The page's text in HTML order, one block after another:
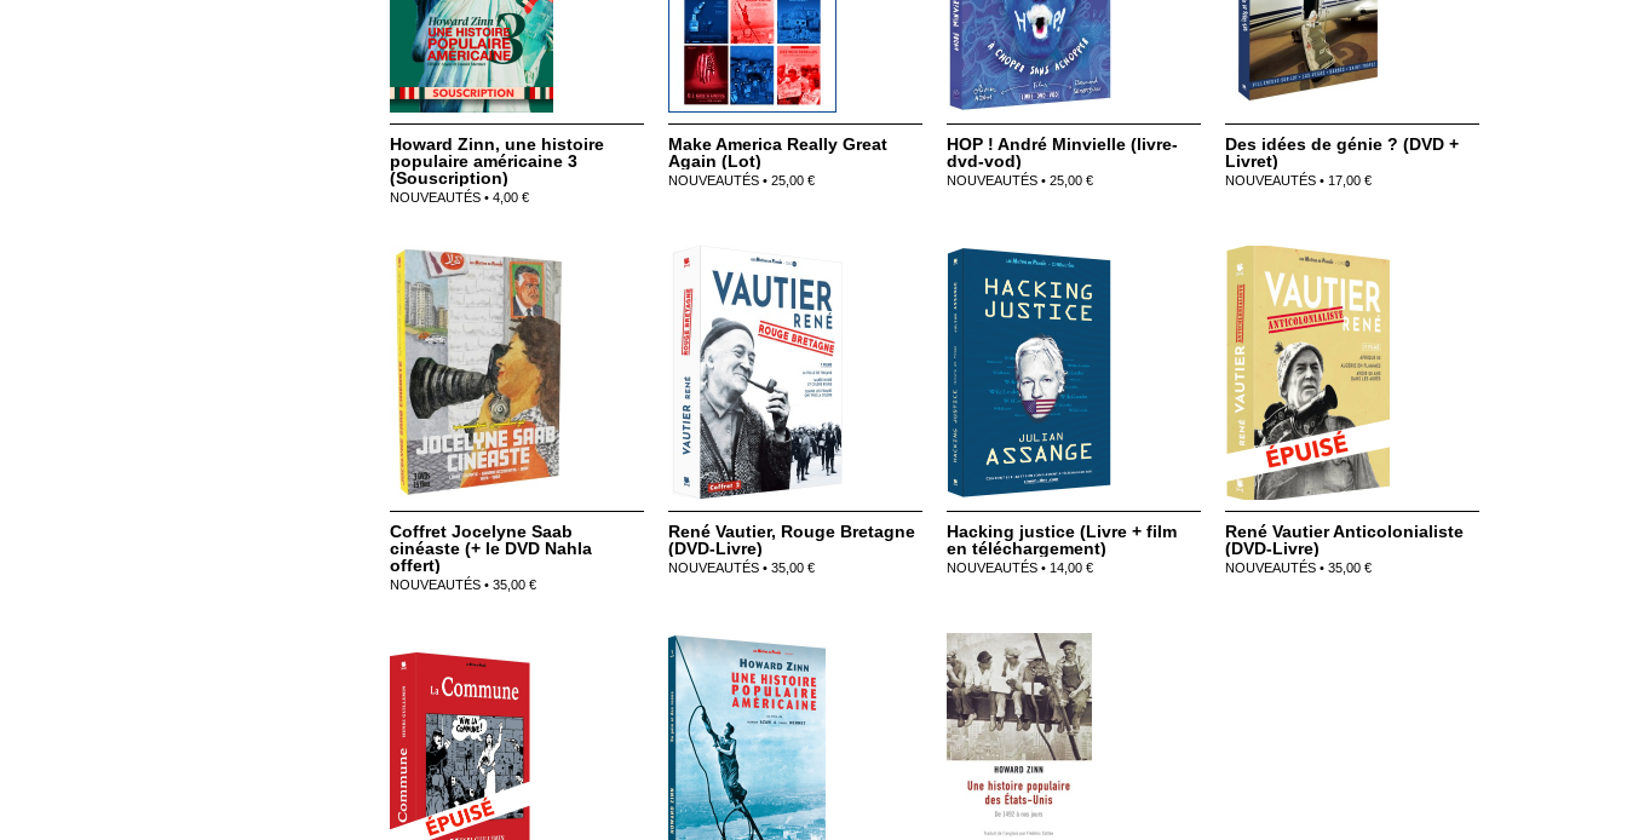
Howard Zinn, une histoire
populaire américaine 3
(Souscription)
NOUVEAUTÉS • 4,00 €
Make America Really Great
Again (Lot)
NOUVEAUTÉS • 25,00 €
HOP ! André Minvielle (livre-
dvd-vod)
NOUVEAUTÉS • 25,00 €
Des idées de génie ? (DVD +
Livret)
NOUVEAUTÉS • 17,00 €
Coffret Jocelyne Saab
cinéaste (+ le DVD Nahla
offert)
NOUVEAUTÉS • 35,00 €
René Vautier, Rouge Bretagne
(DVD-Livre)
NOUVEAUTÉS • 35,00 €
Hacking justice (Livre + film
en téléchargement)
NOUVEAUTÉS • 14,00 €
René Vautier Anticolonialiste
(DVD-Livre)
NOUVEAUTÉS • 35,00 €